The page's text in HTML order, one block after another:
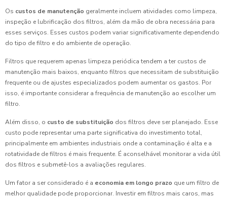
Os custos de manutenção geralmente incluem atividades como limpeza,
inspeção e lubrificação dos filtros, além da mão de obra necessária para
esses serviços. Esses custos podem variar significativamente dependendo
do tipo de filtro e do ambiente de operação.
Filtros que requerem apenas limpeza periódica tendem a ter custos de
manutenção mais baixos, enquanto filtros que necessitam de substituição
frequente ou de ajustes especializados podem aumentar os gastos. Por
isso, é importante considerar a frequência de manutenção ao escolher um
filtro.
Além disso, o custo de substituição dos filtros deve ser planejado. Esse
custo pode representar uma parte significativa do investimento total,
principalmente em ambientes industriais onde a contaminação é alta e a
rotatividade de filtros é mais frequente. É aconselhável monitorar a vida útil
dos filtros e submetê-los a avaliações regulares.
Um fator a ser considerado é a economia em longo prazo que um filtro de
melhor qualidade pode proporcionar. Investir em filtros mais caros, mas